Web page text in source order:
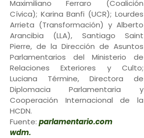
Maximiliano Ferraro (Coalición
Cívica); Karina Banfi (UCR); Lourdes
Arrieta (Transformación) y Alberto
Arancibia (LLA), Santiago Saint
Pierre, de la Dirección de Asuntos
Parlamentarios del Ministerio de
Relaciones Exteriores y Culto;
Luciana Términe, Directora de
Diplomacia Parlamentaria y
Cooperación Internacional de la
HCDN.
Fuente: parlamentario.com
wdm.